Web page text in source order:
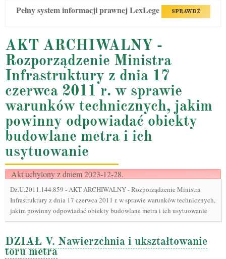
Pełny system informacji prawnej LexLege SPRAWDŹ
AKT ARCHIWALNY -
Rozporządzenie Ministra
Infrastruktury z dnia 17
czerwca 2011 r. w sprawie
warunków technicznych, jakim
powinny odpowiadać obiekty
budowlane metra i ich
usytuowanie
Akt uchylony z dniem 2023-12-28.
Dz.U.2011.144.859 -AKT ARCHIWALNY - Rozporządzenie Ministra
Infrastruktury z dnia 17 czerwca 2011 r. w sprawie warunków technicznych,
jakim powinny odpowiadać obiekty budowlane metra i ich usytuowanie
DZIAŁ V. Nawierzchnia i ukształtowanie
toru metra